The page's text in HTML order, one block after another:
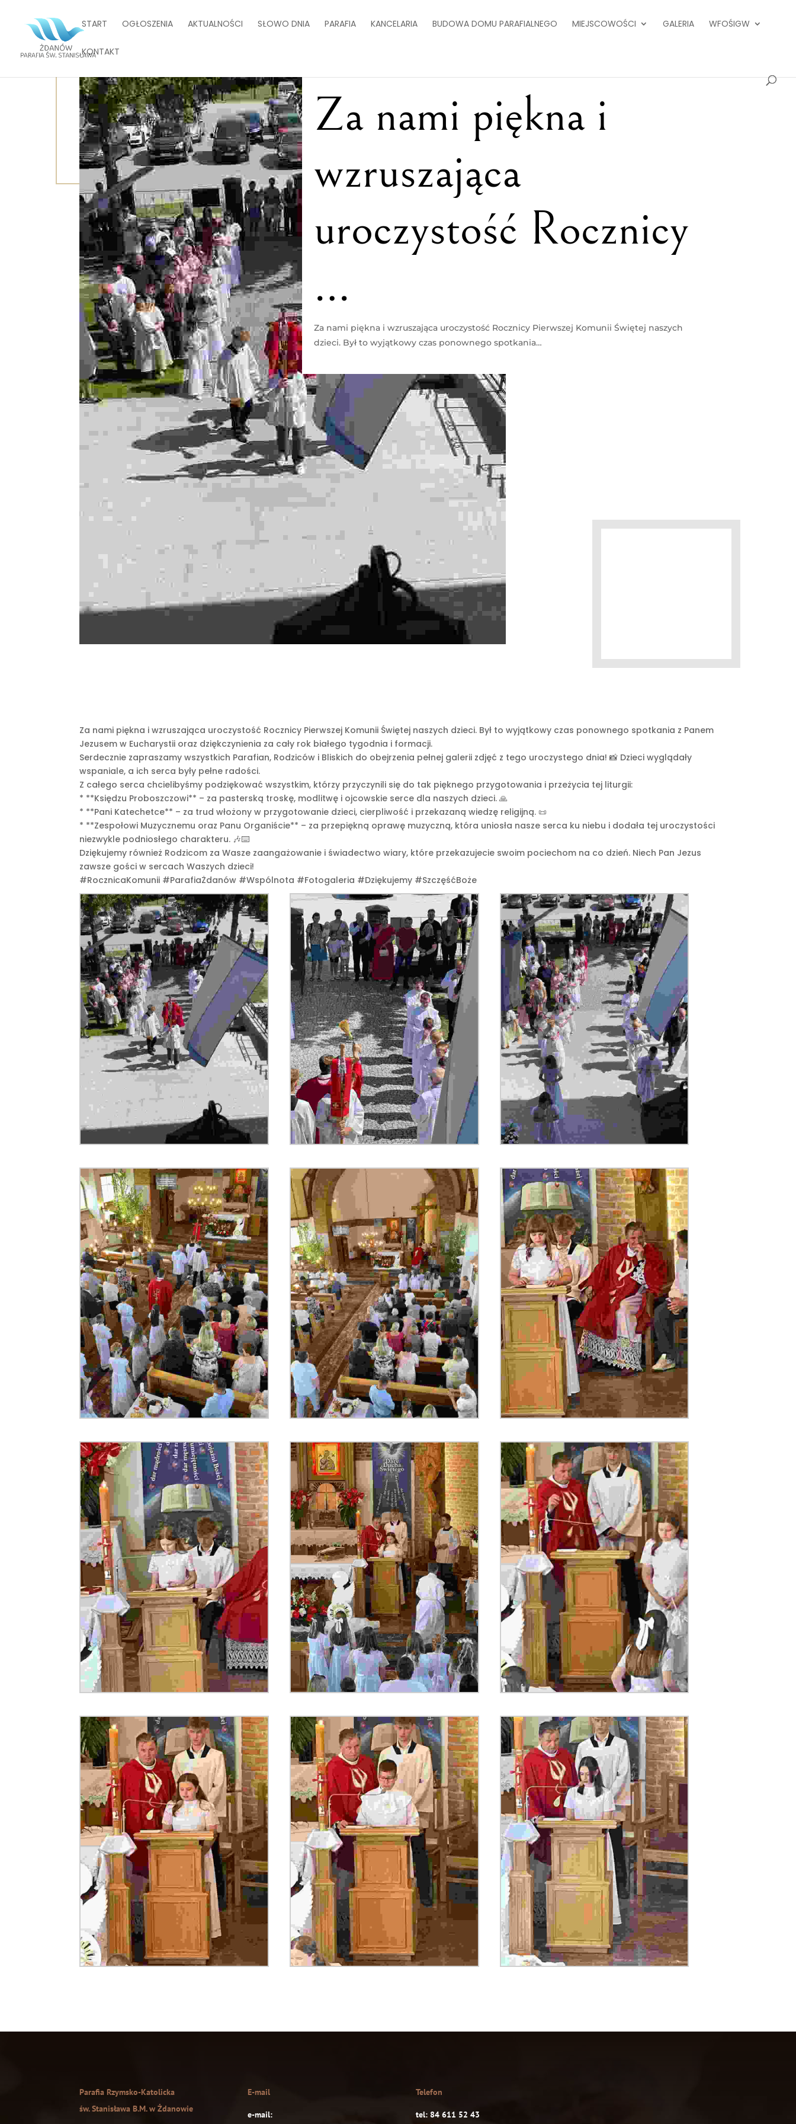
START OGŁOSZENIA AKTUALNOŚCI SŁOWO DNIA PARAFIA KANCELARIA BUDOWA DOMU PARAFIALNEGO MIEJSCOWOŚCI GALERIA WFOŚIGW
KONTAKT
Za nami piękna i
wzruszająca
uroczystość Rocznicy
…
Za nami piękna i wzruszająca uroczystość Rocznicy Pierwszej Komunii Świętej naszych
dzieci. Był to wyjątkowy czas ponownego spotkania…
Za nami piękna i wzruszająca uroczystość Rocznicy Pierwszej Komunii Świętej naszych dzieci. Był to wyjątkowy czas ponownego spotkania z Panem
Jezusem w Eucharystii oraz dziękczynienia za cały rok białego tygodnia i formacji.
Serdecznie zapraszamy wszystkich Parafian, Rodziców i Bliskich do obejrzenia pełnej galerii zdjęć z tego uroczystego dnia! 📸 Dzieci wyglądały
wspaniale, a ich serca były pełne radości.
Z całego serca chcielibyśmy podziękować wszystkim, którzy przyczynili się do tak pięknego przygotowania i przeżycia tej liturgii:
* **Księdzu Proboszczowi** – za pasterską troskę, modlitwę i ojcowskie serce dla naszych dzieci. 🙏
* **Pani Katechetce** – za trud włożony w przygotowanie dzieci, cierpliwość i przekazaną wiedzę religijną. 📜
* **Zespołowi Muzycznemu oraz Panu Organiście** – za przepiękną oprawę muzyczną, która uniosła nasze serca ku niebu i dodała tej uroczystości
niezwykle podniosłego charakteru. 🎶⌨️
Dziękujemy również Rodzicom za Wasze zaangażowanie i świadectwo wiary, które przekazujecie swoim pociechom na co dzień. Niech Pan Jezus
zawsze gości w sercach Waszych dzieci!
#RocznicaKomunii #ParafiaŻdanów #Wspólnota #Fotogaleria #Dziękujemy #SzczęśćBoże
Parafia Rzymsko-Katolicka
św. Stanisława B.M. w Żdanowie
E-mail
e-mail:
Telefon
tel: 84 611 52 43